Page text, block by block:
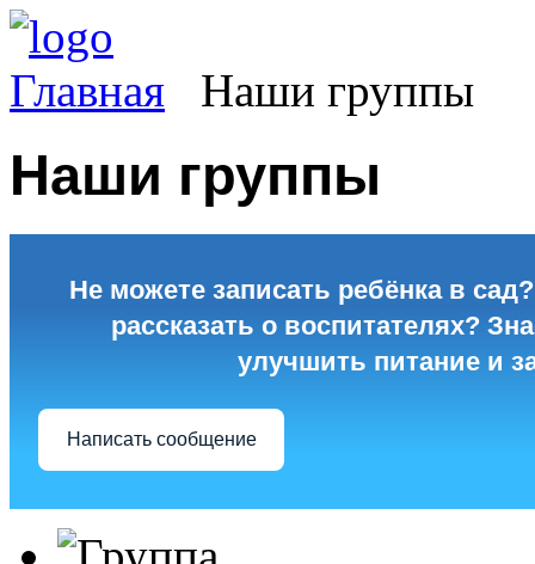
Главная Наши группы
Наши группы
Не можете записать ребёнка в
рассказать о воспитателях?
улучшить питание и
Написать сообщение